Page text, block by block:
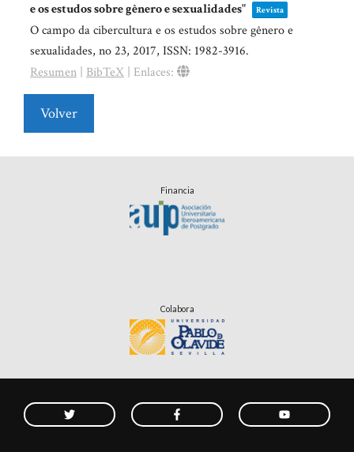
e os estudos sobre gênero e sexualidades"
Revista
O campo da cibercultura e os estudos sobre gênero e
sexualidades, no 23, 2017, ISSN: 1982-3916.
Resumen BibTeX Enlaces:
Volver
Financia
Colabora